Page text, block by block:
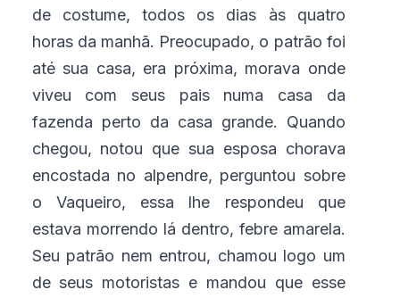
de costume, todos os dias às quatro
horas da manhã. Preocupado, o patrão foi
até sua casa, era próxima, morava onde
viveu com seus pais numa casa da
fazenda perto da casa grande. Quando
chegou, notou que sua esposa chorava
encostada no alpendre, perguntou sobre
o Vaqueiro, essa lhe respondeu que
estava morrendo lá dentro, febre amarela.
Seu patrão nem entrou, chamou logo um
de seus motoristas e mandou que esse